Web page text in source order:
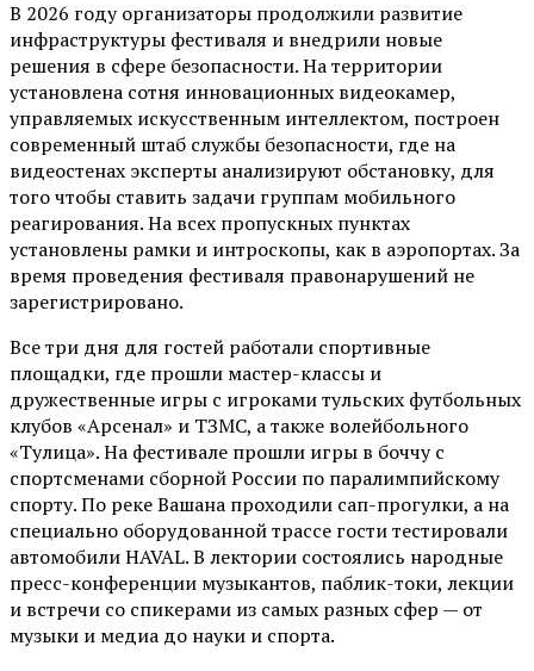
В 2026 году организаторы продолжили развитие
инфраструктуры фестиваля и внедрили новые
решения в сфере безопасности. На территории
установлена сотня инновационных видеокамер,
управляемых искусственным интеллектом, построен
современный штаб службы безопасности, где на
видеостенах эксперты анализируют обстановку, для
того чтобы ставить задачи группам мобильного
реагирования. На всех пропускных пунктах
установлены рамки и интроскопы, как в аэропортах. За
время проведения фестиваля правонарушений не
зарегистрировано.
Все три дня для гостей работали спортивные
площадки, где прошли мастер-классы и
дружественные игры с игроками тульских футбольных
клубов «Арсенал» и ТЗМС, а также волейбольного
«Тулица». На фестивале прошли игры в боччу с
спортсменами сборной России по паралимпийскому
спорту. По реке Вашана проходили сап-прогулки, а на
специально оборудованной трассе гости тестировали
автомобили HAVAL. В лектории состоялись народные
пресс-конференции музыкантов, паблик-токи, лекции
и встречи со спикерами из самых разных сфер — от
музыки и медиа до науки и спорта.